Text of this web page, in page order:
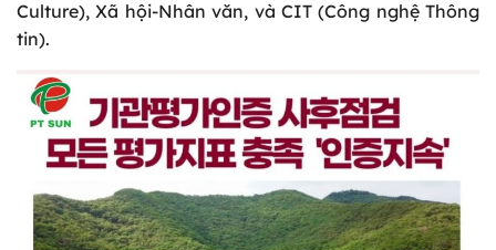
Culture), Xã hội-Nhân văn, và CIT (Công nghệ Thông
tin).